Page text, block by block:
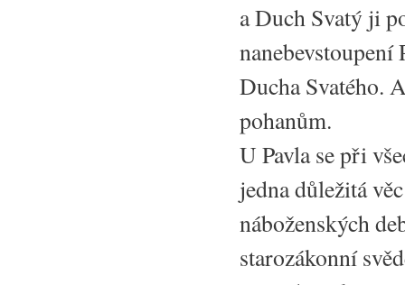
a Duch Svatý ji
nanebevstoupení
Ducha Svatého.
pohanům.
U Pavla se při
jedna důležitá
náboženských
starozákonní